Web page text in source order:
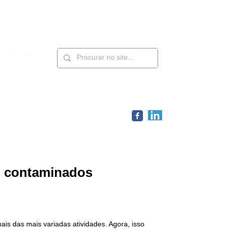
contaminados
das mais variadas atividades. Agora, isso